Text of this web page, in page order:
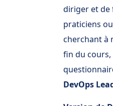
diriger et de
praticiens
cherchant à
fin du
DevOps